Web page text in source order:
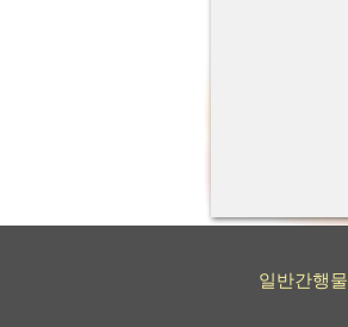
일반간행물